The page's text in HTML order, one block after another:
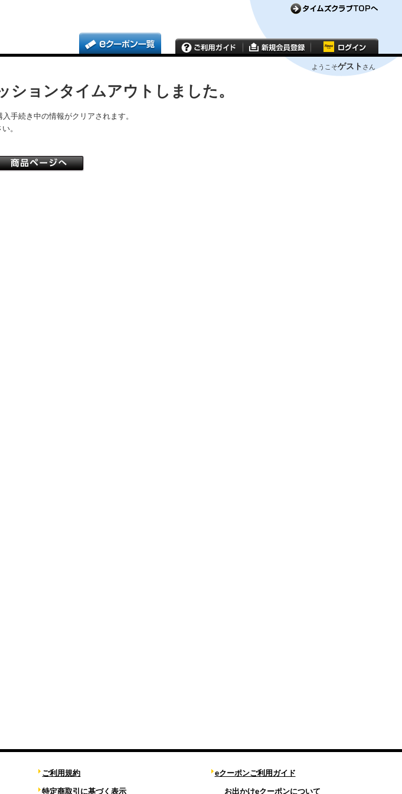
ようこそゲスト さん
ションタイムアウトしました。
手続き中の情報がクリアされます。
。
ご利用規約
特定商取引に基づく表示
eクーポンご利用ガイド
お出かけeクーポンについて